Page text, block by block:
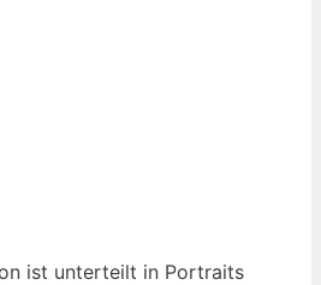
ist unterteilt in Portraits